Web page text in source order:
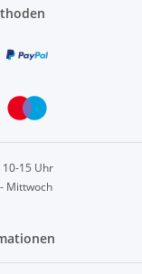
15 Uhr
Mittwoch